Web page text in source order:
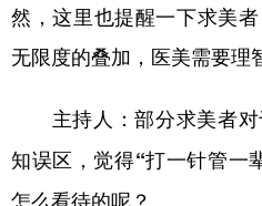
然，这里也提醒一下求美
无限度的叠加，医美需要理
主持人：部分求美者
知误区，觉得“打一针管一
怎么看待的呢？